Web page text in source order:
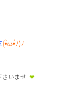
(•̀ω•́ﾉ)ﾉ
いませ ❤︎